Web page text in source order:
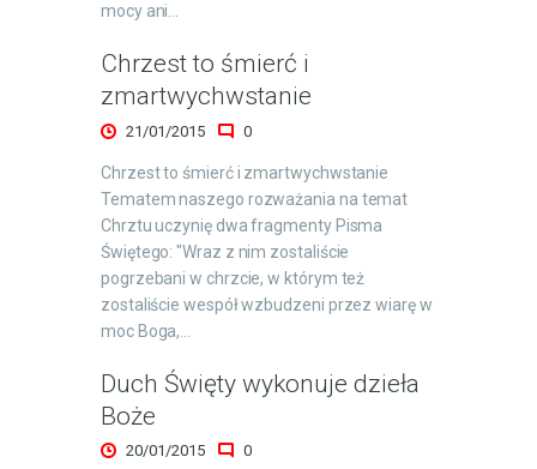
mocy ani…
Chrzest to śmierć i
zmartwychwstanie
21/01/2015 0
Chrzest to śmierć i zmartwychwstanie
Tematem naszego rozważania na temat
Chrztu uczynię dwa fragmenty Pisma
Świętego: "Wraz z nim zostaliście
pogrzebani w chrzcie, w którym też
zostaliście wespół wzbudzeni przez wiarę w
moc Boga,…
Duch Święty wykonuje dzieła
Boże
20/01/2015 0